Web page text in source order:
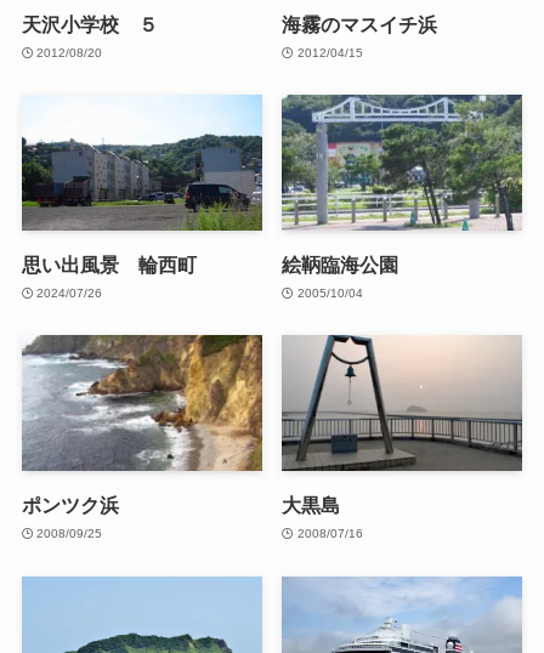
天沢小学校 ５
2012/08/20
海霧のマスイチ浜
2012/04/15
思い出風景 輪西町
2024/07/26
絵鞆臨海公園
2005/10/04
ポンツク浜
2008/09/25
大黒島
2008/07/16